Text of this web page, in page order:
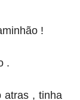
!
.
atras , tinha